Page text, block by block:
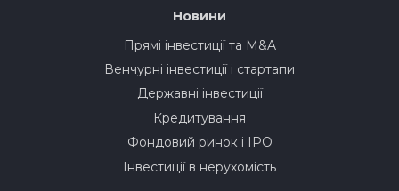
Новини
Прямі інвестиції та M&A
Венчурні інвестиції і стартапи
Державні інвестиції
Кредитування
Фондовий ринок і IPO
Інвестиції в нерухомість